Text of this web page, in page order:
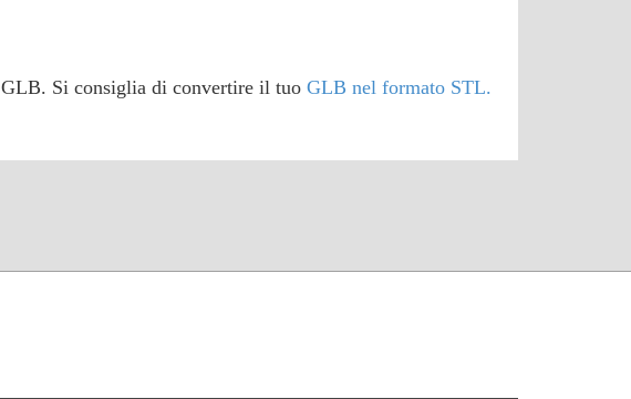
Si consiglia di convertire il tuo GLB nel formato STL.